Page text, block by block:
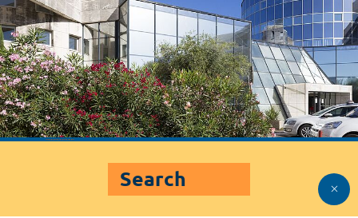
Search